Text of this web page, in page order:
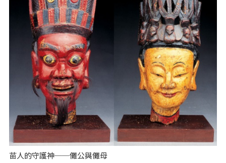
苗人的守護神──儺公與儺母